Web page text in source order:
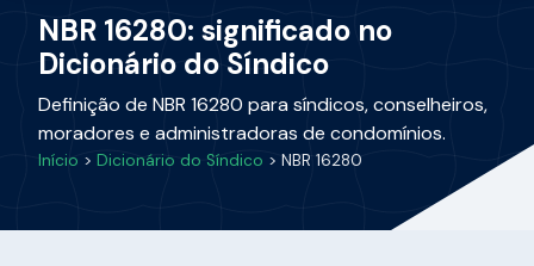
NBR 16280: significado no
Dicionário do Síndico
Definição de NBR 16280 para síndicos, conselheiros,
moradores e administradoras de condomínios.
Início > Dicionário do Síndico > NBR 16280